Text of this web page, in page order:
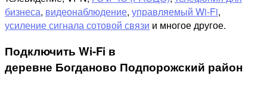
бизнеса, видеонаблюдение, управляемый Wi-Fi,
усиление сигнала сотовой связи и многое другое.
Подключить Wi-Fi в
деревне Богданово Подпорожский район